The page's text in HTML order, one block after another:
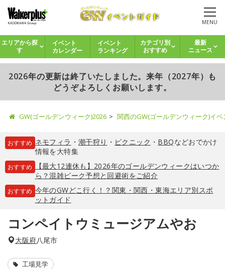
MENU
エリアから探
す
イベント
カレンダー
イベント
ランキング
カテゴリ別
おすすめ
最新
ニュース
2026年の更新は終了いたしました。来年（2027年）も
どうぞよろしくお願いします。
GW(ゴールデンウィーク)2026 関西のGW(ゴールデンウィーク)イ
おすすめ ネモフィラ ・ 潮干狩り ・ ピクニック ・ BBQなどおでかけ
情報を大特集
おすすめ
【最大12連休も】2026年のゴールデンウィークはいつか
ら？混雑ピーク予想と回避術をご紹介
おすすめ 今年のGWどこ行く！？関東・関西・東海エリア別スポ
ットガイド
コンペイトウミュージアムやお
大阪府八尾市
工場見学